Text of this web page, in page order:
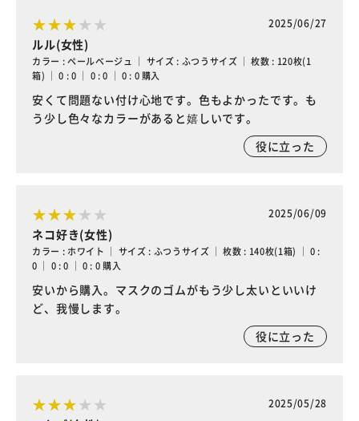
2025/06/27
ルル(女性)
カラー : ペールベージュ ｜ サイズ : ふつうサイズ ｜ 枚数 : 120枚(1
箱) ｜ 0 : 0 ｜ 0 : 0 ｜ 0 : 0 購入
安くて問題ない付け心地です。色もよかったです。も
う少し色々なカラーがあると嬉しいです。
役に立った
2025/06/09
ネコ好き(女性)
カラー : ホワイト ｜ サイズ : ふつうサイズ ｜ 枚数 : 140枚(1箱) ｜ 0 :
0 ｜ 0 : 0 ｜ 0 : 0 購入
安いから購入。マスクのゴムがもう少し太いといいけ
ど、我慢します。
役に立った
2025/05/28